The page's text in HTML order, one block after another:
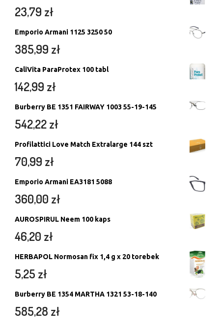
23,79 zł
Emporio Armani 1125 3250 50
385,99 zł
CaliVita ParaProtex 100 tabl
142,99 zł
Burberry BE 1351 FAIRWAY 1003 55-19-145
542,22zł
Profilattici Love Match Extralarge 144 szt
70,99 zł
Emporio Armani EA3181 5088
360,00 zł
AUROSPIRUL Neem 100 kaps
46,20 zł
HERBAPOL Normosan fix 1,4 g x 20 torebek
5,25 zł
Burberry BE 1354 MARTHA 1321 53-18-140
585,28 zł